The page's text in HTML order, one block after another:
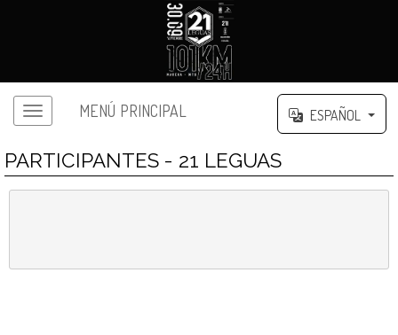
MENÚ PRINCIPAL ESPAÑOL
PARTICIPANTES - 21 LEGUAS